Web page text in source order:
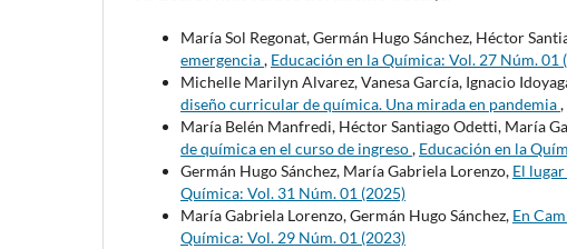
María Sol Regonat, Germán Hugo Sánchez, Héctor
emergencia, Educación en la Química: Vol. 27 Núm. 01
Michelle Marilyn Alvarez, Vanesa García, Ignacio
diseño curricular de química. Una mirada en pandemia,
María Belén Manfredi, Héctor Santiago Odetti, María
de química en el curso de ingreso, Educación en la
Germán Hugo Sánchez, María Gabriela Lorenzo, El
Química: Vol. 31 Núm. 01 (2025)
María Gabriela Lorenzo, Germán Hugo Sánchez, En
Química: Vol. 29 Núm. 01 (2023)